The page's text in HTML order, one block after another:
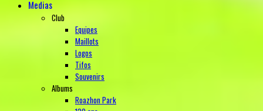
Medias
Club
Equipes
Maillots
Logos
Tifos
Souvenirs
Albums
Roazhon Park